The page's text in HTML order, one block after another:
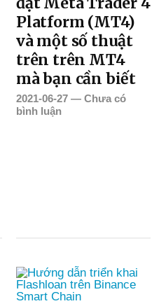
Platform (MT4)
và một số thuật
trên trên MT4
mà bạn cần biết
2021-06-27 —Chưa có
bình luận